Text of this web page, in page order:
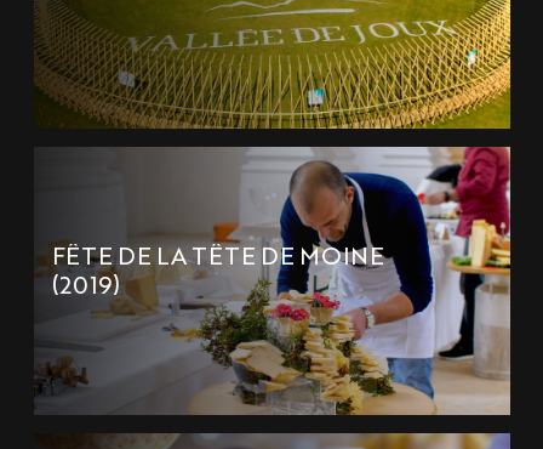
FÊTE DE LA TÊTE DE MOINE
(2019)